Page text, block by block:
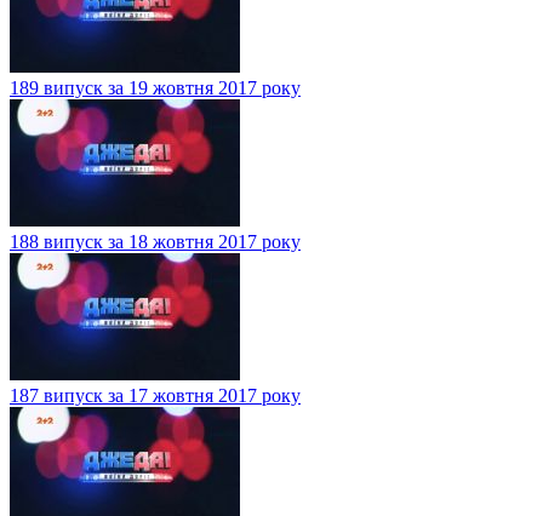
189 випуск за 19 жовтня 2017 року
188 випуск за 18 жовтня 2017 року
187 випуск за 17 жовтня 2017 року